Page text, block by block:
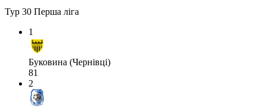
Тур 30 Перша ліга
1
Буковина (Чернівці)
81
2